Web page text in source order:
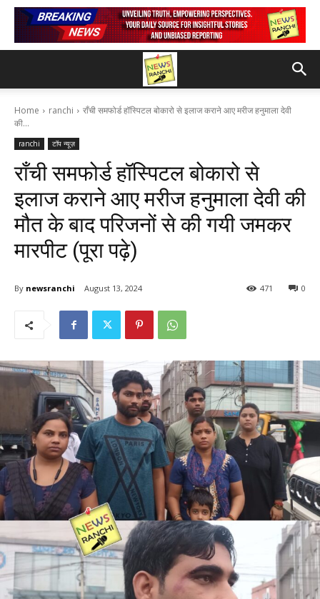
Home ranchi
राँची समफोर्ड हॉस्पिटल बोकारो से इलाज कराने आए मरीज हनुमाला देवी
की...
ranchi टॉप न्यूज़
राँची समफोर्ड हॉस्पिटल बोकारो से
इलाज कराने आए मरीज हनुमाला देवी की
मौत के बाद परिजनों से की गयी जमकर
मारपीट (पूरा पढ़े)
By newsranchi August 13, 2024 0
471